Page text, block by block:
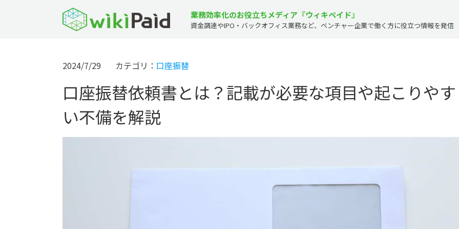
業務効率化のお役立ちメディア『ウィキペイド』
資金調達やIPO・バックオフィス業務など、 ベンチャー企業で働く方に役立つ情報を発信
2024/7/29 カテゴリ： 口座振替
口座振替依頼書とは？記載が必要な項目や起こりやす
い不備を解説